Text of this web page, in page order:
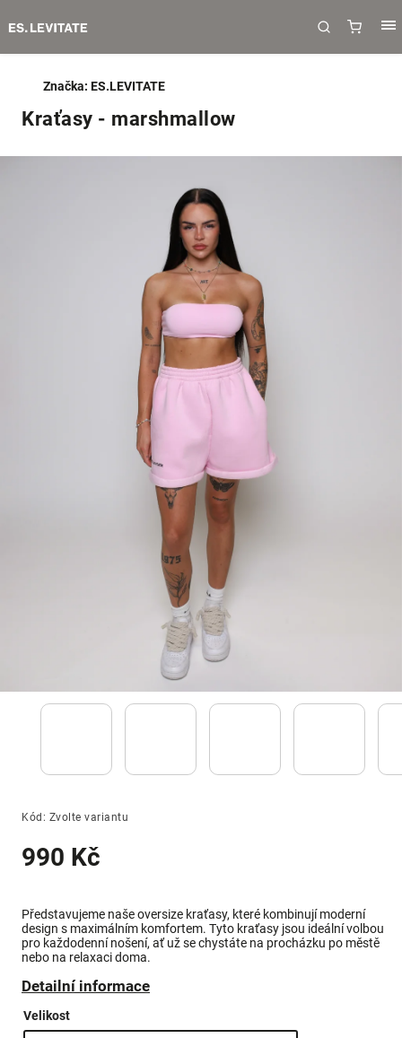
Kraťasy - marshmallow
Kód: Zvolte variantu
990 Kč
Představujeme naše oversize kraťasy, které kombinují moderní
design s maximálním komfortem. Tyto kraťasy jsou ideální volbou
pro každodenní nošení, ať už se chystáte na procházku po městě
nebo na relaxaci doma.
Detailní informace
Značka: ES.LEVITATE
Velikost